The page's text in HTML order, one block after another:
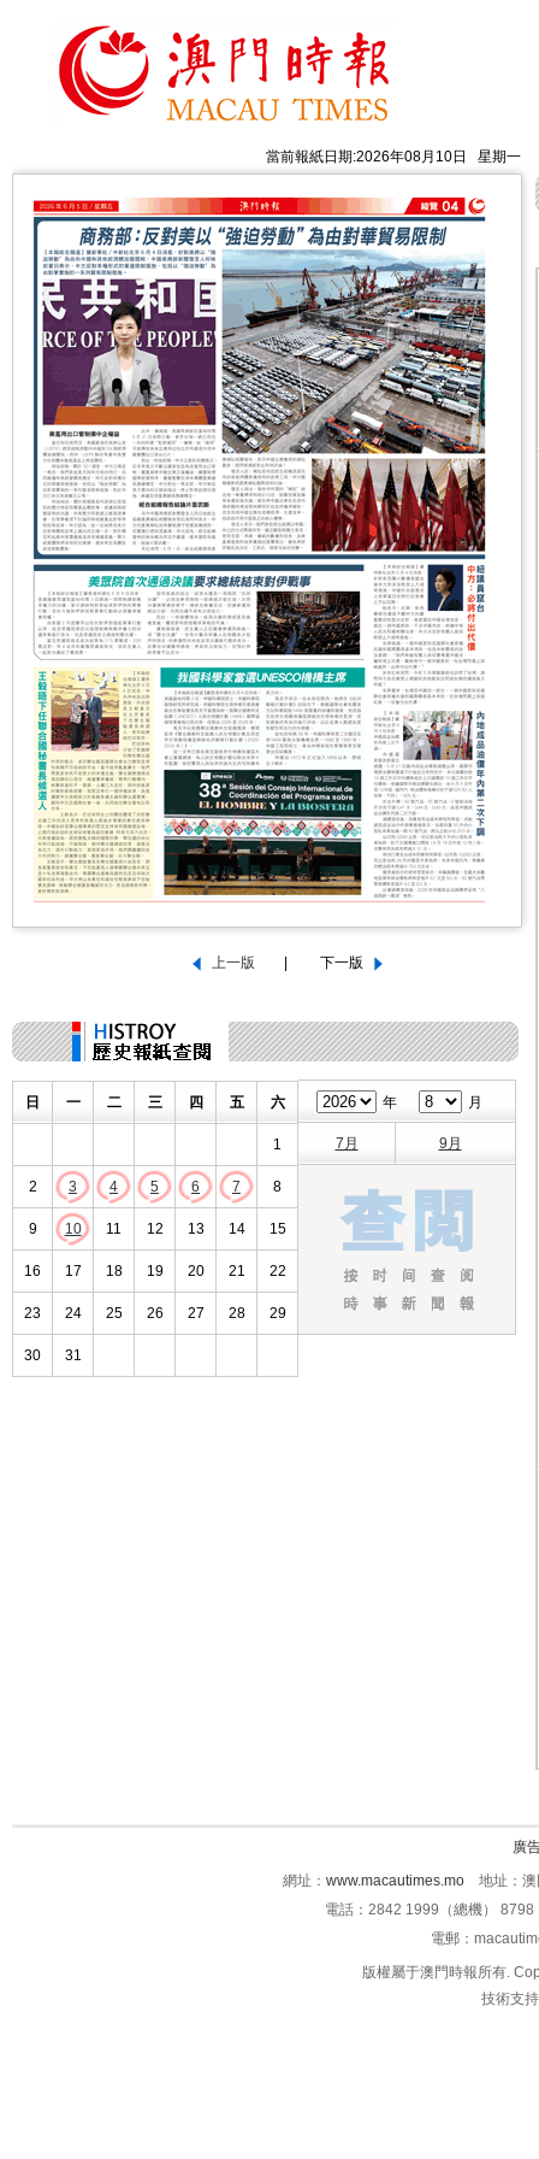
當前報紙日期:2026年08月10日 星期一
日 一 二 三 四 五 六
1
2 3 4 5 6 7 8
9 10 11 12 13 14 15
16 17 18 19 20 21 22
23 24 25 26 27 28 29
30 31
年 月
7月 9月
廣
網址： www.macautimes.mo 地址：澳
電話：2842 1999（總機）
電郵：
版權屬于澳門時報所有.
技術支